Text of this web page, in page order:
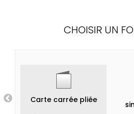
CHOISIR UN
Carte carrée pliée